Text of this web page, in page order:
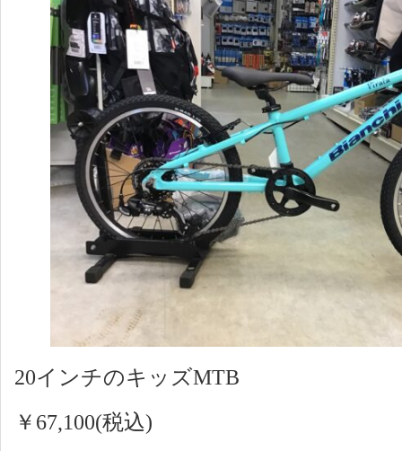
20インチのキッズMTB
￥67,100(税込)